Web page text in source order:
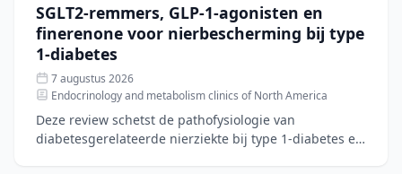
SGLT2-remmers, GLP-1-agonisten en
finerenone voor nierbescherming bij type
1-diabetes
7 augustus 2026
Endocrinology and metabolism clinics of North America
Deze review schetst de pathofysiologie van
diabetesgerelateerde nierziekte bij type 1-diabetes en